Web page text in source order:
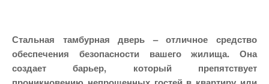
Стальная тамбурная дверь – отличное средство
обеспечения безопасности вашего жилища. Она
создает барьер, который препятствует